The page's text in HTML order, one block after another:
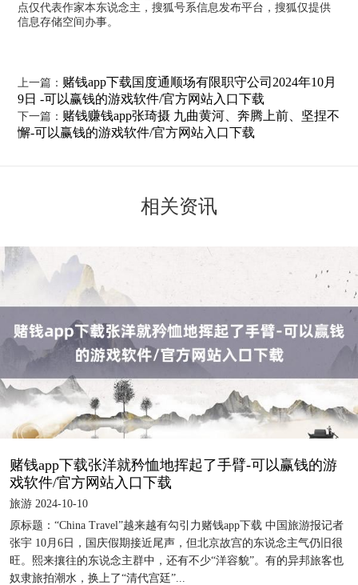
点仅代表作家本东说念主，搜狐号系信息发布平台，搜狐仅提供
信息存储空间办事。
上一篇： 赌钱app下载国度通顺场有限职守公司2024年10月
9日 -可以赢钱的游戏软件/官方网站入口下载
下一篇： 赌钱赚钱app张琦摄 九曲黄河、奔腾上前、坚捏不
懈-可以赢钱的游戏软件/官方网站入口下载
相关资讯
赌钱app下载张洋就矜恤地挥起了手臂-可以赢钱的游
戏软件/官方网站入口下载
旅游 2024-10-10
原标题：“China Travel”越来越有勾引力赌钱app下载 中国旅游报记者
张宇 10月6日，国庆假期接近尾声，但北京故宫的东说念主气仍旧很
旺。熙来攘往的东说念主群中，还有不少“洋容貌”。有的异邦旅客也
奴隶旅拍潮水，换上了“清代宫廷”...